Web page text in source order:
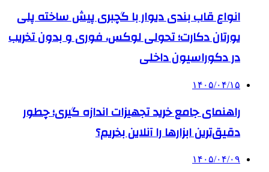
انواع قاب بندی دیوار با گچبری پیش ساخته پلی
یورتان دکارت؛ تحولی لوکس، فوری و بدون تخریب
در دکوراسیون داخلی
۱۴۰۵/۰۴/۱۵
راهنمای جامع خرید تجهیزات اندازه گیری؛ چطور
دقیق‌ترین ابزارها را آنلاین بخریم؟
۱۴۰۵/۰۴/۰۹